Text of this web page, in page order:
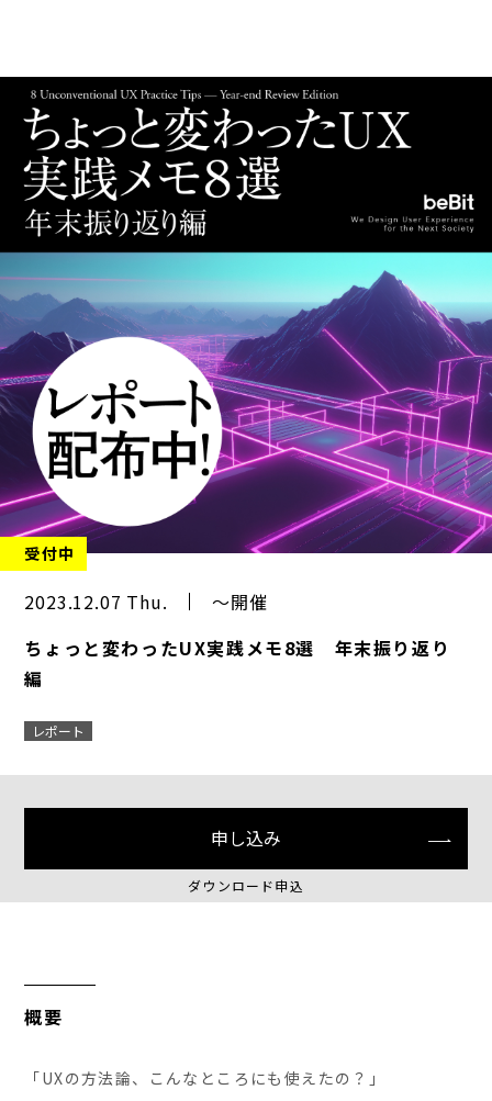
受付中
2023.12.07 Thu.
～開催
ちょっと変わったUX実践メモ8選 年末振り返り
編
レポート
申し込み
ダウンロード申込
概要
「UXの方法論、こんなところにも使えたの？」